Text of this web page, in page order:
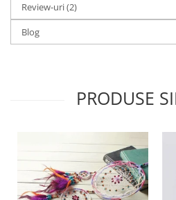
Review-uri(2)
Blog
PRODUSE